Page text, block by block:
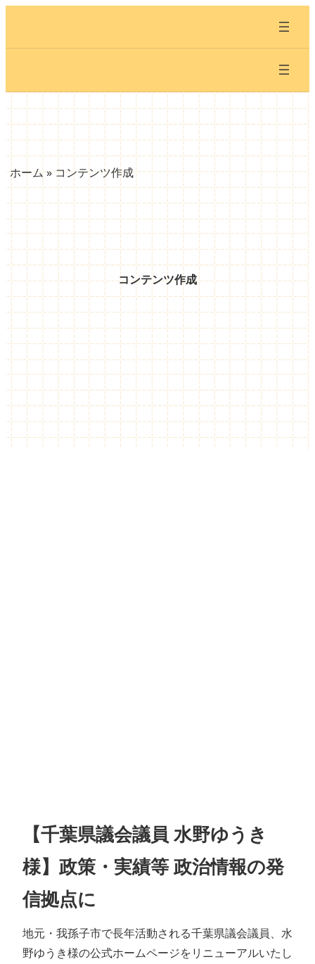
キ
ッ
プ
ホーム »コンテンツ作成
コンテンツ作成
【千葉県議会議員 水野ゆうき
様】政策・実績等 政治情報の発
信拠点に
地元・我孫子市で長年活動される千葉県議会議員、水
野ゆうき様の公式ホームページをリニューアルいたし